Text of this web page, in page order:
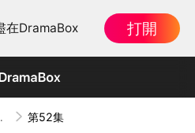
在DramaBox 打開
我裝 第52集